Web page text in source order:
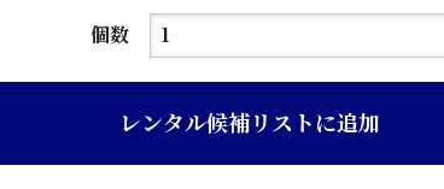
個数
茶
レンタル候補リストに追加